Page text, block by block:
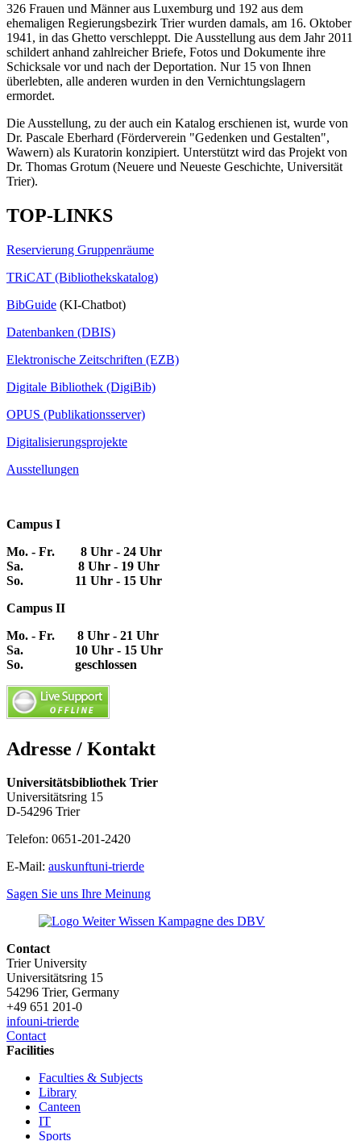
326 Frauen und Männer aus Luxemburg und 192 aus dem
ehemaligen Regierungsbezirk Trier wurden damals, am 16. Oktober
1941, in das Ghetto verschleppt. Die Ausstellung aus dem Jahr 2011
schildert anhand zahlreicher Briefe, Fotos und Dokumente ihre
Schicksale vor und nach der Deportation. Nur 15 von Ihnen
überlebten, alle anderen wurden in den Vernichtungslagern
ermordet.
Die Ausstellung, zu der auch ein Katalog erschienen ist, wurde von
Dr. Pascale Eberhard (Förderverein "Gedenken und Gestalten",
Wawern) als Kuratorin konzipiert. Unterstützt wird das Projekt von
Dr. Thomas Grotum (Neuere und Neueste Geschichte, Universität
Trier).
TOP-LINKS
Reservierung Gruppenräume
TRiCAT (Bibliothekskatalog)
BibGuide (KI-Chatbot)
Datenbanken (DBIS)
Elektronische Zeitschriften (EZB)
Digitale Bibliothek (DigiBib)
OPUS (Publikationsserver)
Digitalisierungsprojekte
Ausstellungen
Campus I
Mo. - Fr. 8 Uhr - 24 Uhr
Sa. 8 Uhr - 19 Uhr
So. 11 Uhr - 15 Uhr
Campus II
Mo. - Fr. 8 Uhr - 21 Uhr
Sa. 10 Uhr - 15 Uhr
So. geschlossen
Adresse / Kontakt
Universitätsbibliothek Trier
Universitätsring 15
D-54296 Trier
Telefon: 0651-201-2420
E-Mail: auskunftuni-trierde
Sagen Sie uns Ihre Meinung
Contact
Trier University
Universitätsring 15
54296 Trier, Germany
+49 651 201-0
infouni-trierde
Contact
Facilities
Faculties & Subjects
Library
Canteen
IT
Sports